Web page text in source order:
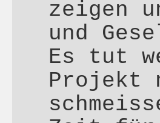
zeigen
und
Es tut
Projekt